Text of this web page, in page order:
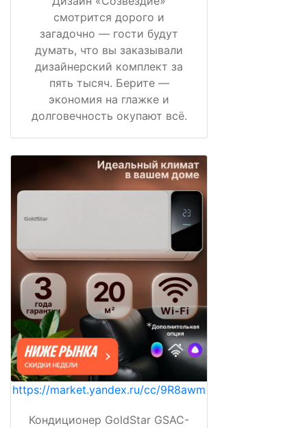
смотрится дорого и
загадочно — гости будут
думать, что вы заказывали
дизайнерский комплект за
пять тысяч. Берите —
экономия на глажке и
долговечность окупают всё.
https://market.yandex.ru/cc/9R8awm
Кондиционер GoldStar GSAC-